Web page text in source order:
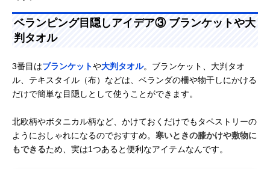
ベランピング目隠しアイデア③ ブランケットや大
判タオル
3番目はブランケットや大判タオル。ブランケット、大判タオ
ル、テキスタイル（布）などは、ベランダの柵や物干しにかける
だけで簡単な目隠しとして使うことができます。
北欧柄やボタニカル柄など、かけておくだけでもタペストリーの
ようにおしゃれになるのでおすすめ。 寒いときの膝かけや敷物に
もできるため、実は1つあると便利なアイテムなんです。